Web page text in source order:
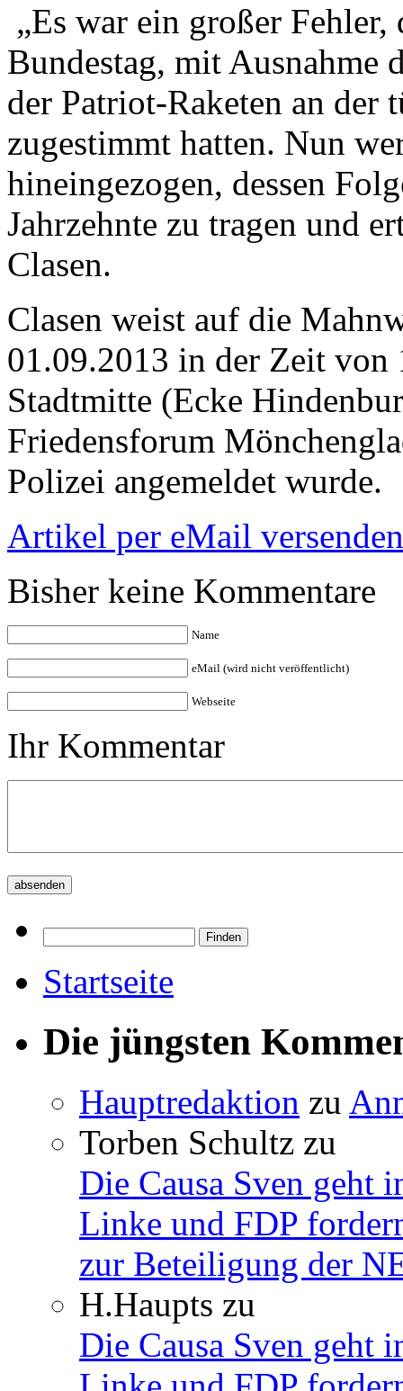
„Es war ein großer Fehler,
Bundestag, mit
der Patriot-Raketen an der
zugestimmt hatten. Nun
hineingezogen, dessen
Jahrzehnte zu tragen und
Clasen.
Clasen weist auf die
01.09.2013 in der Zeit
Stadtmitte (Ecke
Friedensforum
Polizei angemeldet wurde.
Artikel per eMail versenden
Bisher keine Kommentare
Name
eMail (wird nicht veröffentlicht)
Webseite
Ihr Kommentar
Startseite
Die jüngsten
Hauptredaktion zu
Torben Schultz zu
Die Causa Sven geht
Linke und FDP
zur Beteiligung der
H.Haupts zu
Die Causa Sven geht